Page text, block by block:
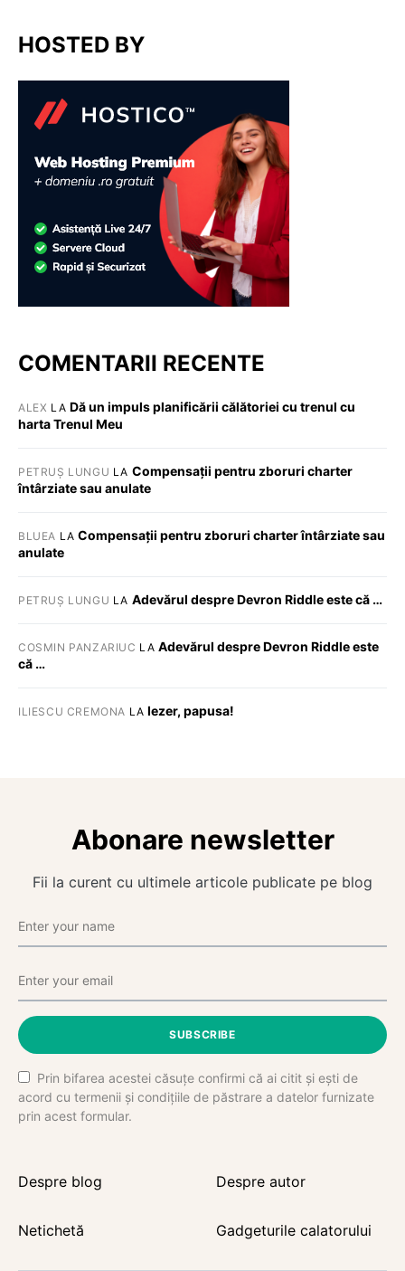
HOSTED BY
COMENTARII RECENTE
ALEX LA Dă un impuls planificării călătoriei cu trenul cu
harta Trenul Meu
PETRUȘ LUNGU LA Compensații pentru zboruri charter
întârziate sau anulate
BLUEA LACompensații pentru zboruri charter întârziate sau
anulate
PETRUȘ LUNGU LA Adevărul despre Devron Riddle este că …
COSMIN PANZARIUC LA Adevărul despre Devron Riddle este
că …
ILIESCU CREMONA LA Iezer, papusa!
Abonare newsletter
Fii la curent cu ultimele articole publicate pe blog
SUBSCRIBE
Prin bifarea acestei căsuțe confirmi că ai citit și ești de
acord cu termenii și condițiile de păstrare a datelor furnizate
prin acest formular.
Despre blog Despre autor
Netichetă Gadgeturile calatorului